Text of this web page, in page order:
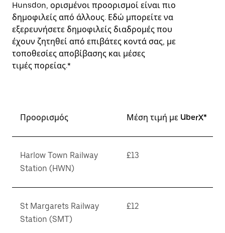
Hunsdon, ορισμένοι προορισμοί είναι πιο
δημοφιλείς από άλλους. Εδώ μπορείτε να
εξερευνήσετε δημοφιλείς διαδρομές που
έχουν ζητηθεί από επιβάτες κοντά σας, με
τοποθεσίες αποβίβασης και μέσες
τιμές πορείας.*
Προορισμός Μέση τιμή με UberX*
Harlow Town Railway
Station (HWN)
£13
St Margarets Railway
Station (SMT)
£12